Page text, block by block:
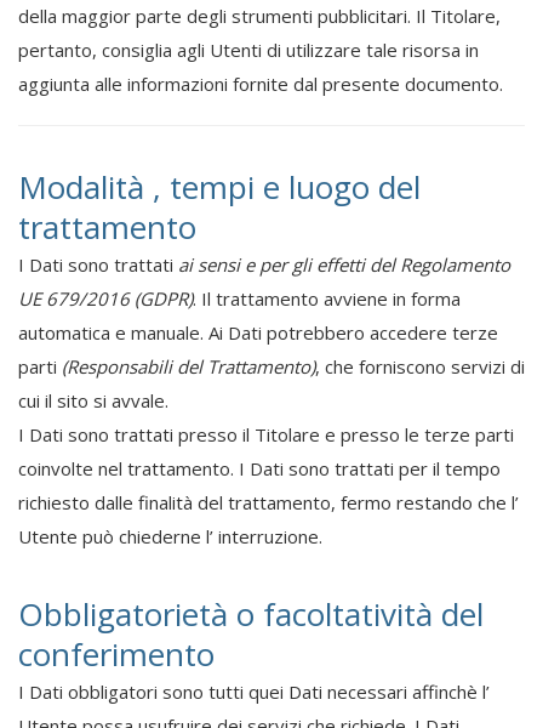
della maggior parte degli strumenti pubblicitari. Il Titolare,
pertanto, consiglia agli Utenti di utilizzare tale risorsa in
aggiunta alle informazioni fornite dal presente documento.
Modalità , tempi e luogo del
trattamento
I Dati sono trattati ai sensi e per gli effetti del Regolamento
UE 679/2016 (GDPR). Il trattamento avviene in forma
automatica e manuale. Ai Dati potrebbero accedere terze
parti (Responsabili del Trattamento), che forniscono servizi di
cui il sito si avvale.
I Dati sono trattati presso il Titolare e presso le terze parti
coinvolte nel trattamento. I Dati sono trattati per il tempo
richiesto dalle finalità del trattamento, fermo restando che l’
Utente può chiederne l’ interruzione.
Obbligatorietà o facoltatività del
conferimento
I Dati obbligatori sono tutti quei Dati necessari affinchè l’